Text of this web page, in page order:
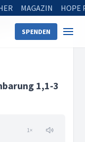
MAGAZIN HOPE
SPENDEN
1,1-3
1×